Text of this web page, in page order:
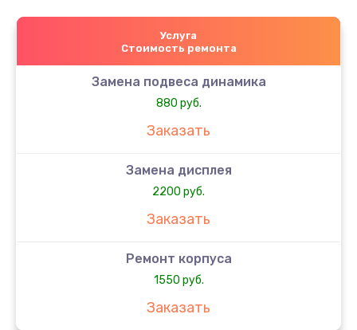
Услуга
Стоимость ремонта
Замена подвеса динамика
880 руб.
Заказать
Замена дисплея
2200 руб.
Заказать
Ремонт корпуса
1550 руб.
Заказать